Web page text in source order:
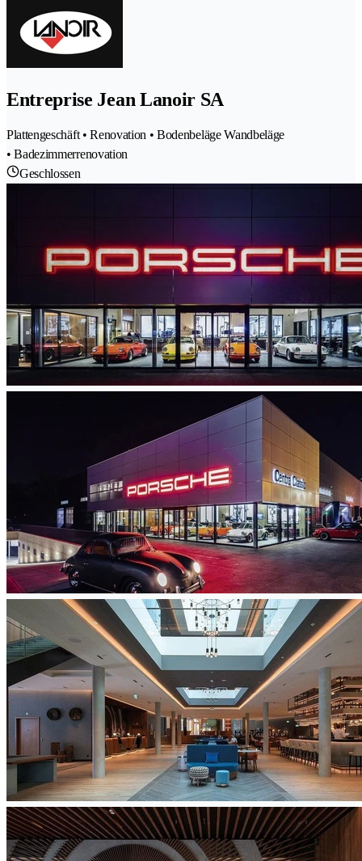
Entreprise Jean Lanoir SA
Plattengeschäft • Renovation • Bodenbeläge Wandbeläge
• Badezimmerrenovation
Geschlossen